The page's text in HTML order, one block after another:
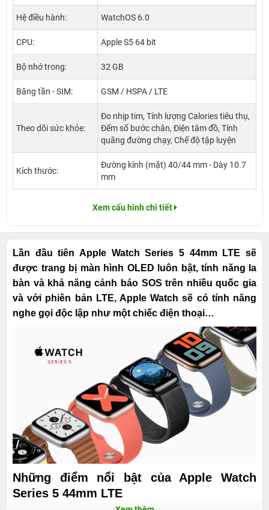
Hệ điều hành: WatchOS 6.0
CPU: Apple S5 64 bit
Bộ nhớ trong: 32 GB
Băng tần - SIM: GSM / HSPA / LTE
Theo dõi sức khỏe:
Đo nhịp tim, Tính lượng Calories tiêu thụ,
Đếm số bước chân, Điện tâm đồ, Tính
quãng đường chạy, Chế độ tập luyện
Kích thước:
Đường kính (mặt) 40/44 mm - Dày 10.7
mm
Xem cấu hình chi tiết
Lần đầu tiên Apple Watch Series 5 44mm LTE sẽ
được trang bị màn hình OLED luôn bật, tính năng la
bàn và khả năng cảnh báo SOS trên nhiều quốc gia
và với phiên bản LTE, Apple Watch sẽ có tính năng
nghe gọi độc lập như một chiếc điện thoại…
Những điểm nổi bật của Apple Watch
Series 5 44mm LTE